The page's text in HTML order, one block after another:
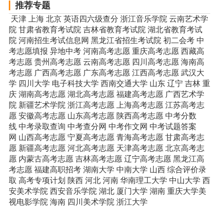
推荐专题
天津 上海 北京 英语四六级查分 浙江音乐学院 云南艺术学
院 甘肃省教育考试院 吉林省教育考试院 湖北省教育考试
院 河南招生考试信息网 黑龙江省招生考试院 初二会考 中
考志愿填报 异地中考 河南高考志愿 重庆高考志愿 西藏高
考志愿 贵州高考志愿 云南高考志愿 四川高考志愿 海南高
考志愿 广西高考志愿 广东高考志愿 江西高考志愿 武汉大
学 四川大学 电子科技大学 西南交通大学 山东 辽宁 吉林 重
庆 湖南高考志愿 湖北高考志愿 福建高考志愿 广西艺术学
院 新疆艺术学院 浙江高考志愿 上海高考志愿 江苏高考志
愿 安徽高考志愿 山东高考志愿 陕西高考志愿 中考分数
线 中考录取查询 中考查分网 中考作文网 中考试题答案
网 山西高考志愿 宁夏高考志愿 青海高考志愿 甘肃高考志
愿 新疆高考志愿 河北高考志愿 天津高考志愿 北京高考志
愿 内蒙古高考志愿 吉林高考志愿 辽宁高考志愿 黑龙江高
考志愿 福建高职招考 湖南大学 中南大学 山西 综合评价录
取 高考专项计划 陕西 河北 河南 华南理工大学 中山大学 西
安美术学院 西安音乐学院 湖北 厦门大学 湖南 重庆大学美
视电影学院 海南 四川美术学院 浙江大学